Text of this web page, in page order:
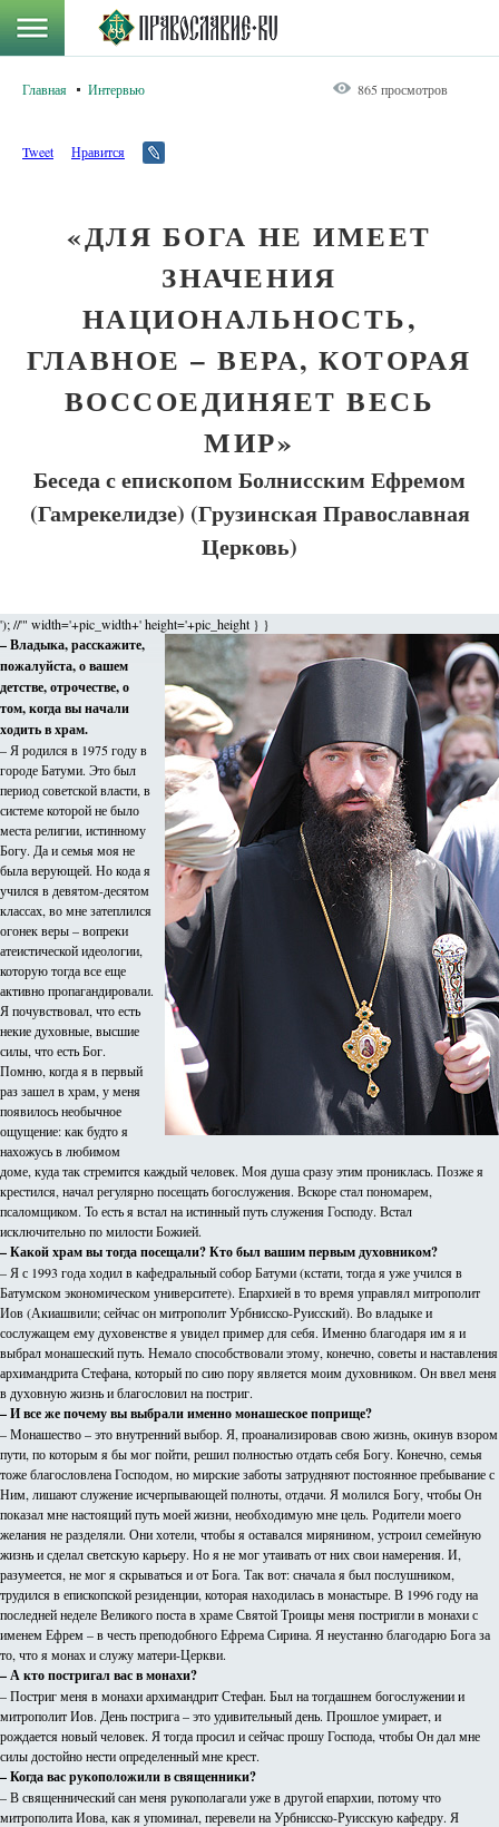
Главная Интервью 865 просмотров
Tweet Нравится
«ДЛЯ БОГА НЕ ИМЕЕТ
ЗНАЧЕНИЯ
НАЦИОНАЛЬНОСТЬ,
ГЛАВНОЕ – ВЕРА, КОТОРАЯ
ВОССОЕДИНЯЕТ ВЕСЬ
МИР»
Беседа с епископом Болнисским Ефремом
(Гамрекелидзе) (Грузинская Православная
Церковь)
'); //'" width='+pic_width+' height='+pic_height } }
– Владыка, расскажите,
пожалуйста, о вашем
детстве, отрочестве, о
том, когда вы начали
ходить в храм.
– Я родился в 1975 году в
городе Батуми. Это был
период советской власти, в
системе которой не было
места религии, истинному
Богу. Да и семья моя не
была верующей. Но кода я
учился в девятом-десятом
классах, во мне затеплился
огонек веры – вопреки
атеистической идеологии,
которую тогда все еще
активно пропагандировали.
Я почувствовал, что есть
некие духовные, высшие
силы, что есть Бог.
Помню, когда я в первый
раз зашел в храм, у меня
появилось необычное
ощущение: как будто я
нахожусь в любимом
доме, куда так стремится каждый человек. Моя душа сразу этим прониклась. Позже я
крестился, начал регулярно посещать богослужения. Вскоре стал пономарем,
псаломщиком. То есть я встал на истинный путь служения Господу. Встал
исключительно по милости Божией.
– Какой храм вы тогда посещали? Кто был вашим первым духовником?
– Я с 1993 года ходил в кафедральный собор Батуми (кстати, тогда я уже учился в
Батумском экономическом университете). Епархией в то время управлял митрополит
Иов (Акиашвили; сейчас он митрополит Урбнисско-Руисский). Во владыке и
сослужащем ему духовенстве я увидел пример для себя. Именно благодаря им я и
выбрал монашеский путь. Немало способствовали этому, конечно, советы и наставления
архимандрита Стефана, который по сию пору является моим духовником. Он ввел меня
в духовную жизнь и благословил на постриг.
– И все же почему вы выбрали именно монашеское поприще?
– Монашество – это внутренний выбор. Я, проанализировав свою жизнь, окинув взором
пути, по которым я бы мог пойти, решил полностью отдать себя Богу. Конечно, семья
тоже благословлена Господом, но мирские заботы затрудняют постоянное пребывание с
Ним, лишают служение исчерпывающей полноты, отдачи. Я молился Богу, чтобы Он
показал мне настоящий путь моей жизни, необходимую мне цель. Родители моего
желания не разделяли. Они хотели, чтобы я оставался мирянином, устроил семейную
жизнь и сделал светскую карьеру. Но я не мог утаивать от них свои намерения. И,
разумеется, не мог я скрываться и от Бога. Так вот: сначала я был послушником,
трудился в епископской резиденции, которая находилась в монастыре. В 1996 году на
последней неделе Великого поста в храме Святой Троицы меня постригли в монахи с
именем Ефрем – в честь преподобного Ефрема Сирина. Я неустанно благодарю Бога за
то, что я монах и служу матери-Церкви.
– А кто постригал вас в монахи?
– Постриг меня в монахи архимандрит Стефан. Был на тогдашнем богослужении и
митрополит Иов. День пострига – это удивительный день. Прошлое умирает, и
рождается новый человек. Я тогда просил и сейчас прошу Господа, чтобы Он дал мне
силы достойно нести определенный мне крест.
– Когда вас рукоположили в священники?
– В священнический сан меня рукополагали уже в другой епархии, потому что
митрополита Иова, как я упоминал, перевели на Урбнисско-Руисскую кафедру. Я